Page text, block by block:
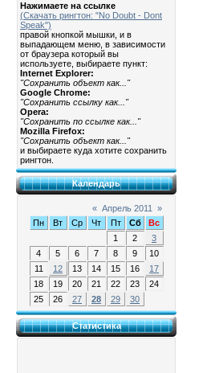
Нажимаете на ссылке
(Скачать рингтон: "No Doubt - Dont
Speak")
правой кнопкой мышки, и в
выпадающем меню, в зависимости
от браузера который вы
используете, выбираете пункт:
Internet Explorer:
"Сохранить объект как..."
Google Chrome:
"Сохранить ссылку как..."
Opera:
"Сохранить по ссылке как..."
Mozilla Firefox:
"Сохранить объект как..."
и выбираете куда хотите сохранить
рингтон.
Календарь
« Апрель 2011
»
Пн
Вт Ср Чт Пт Сб
Вс
1
2
3
4
5 6 7 8 9
10
11
12 13 14 15 16
17
18
19 20 21 22 23
24
25
26 27 28 29 30
Статистика